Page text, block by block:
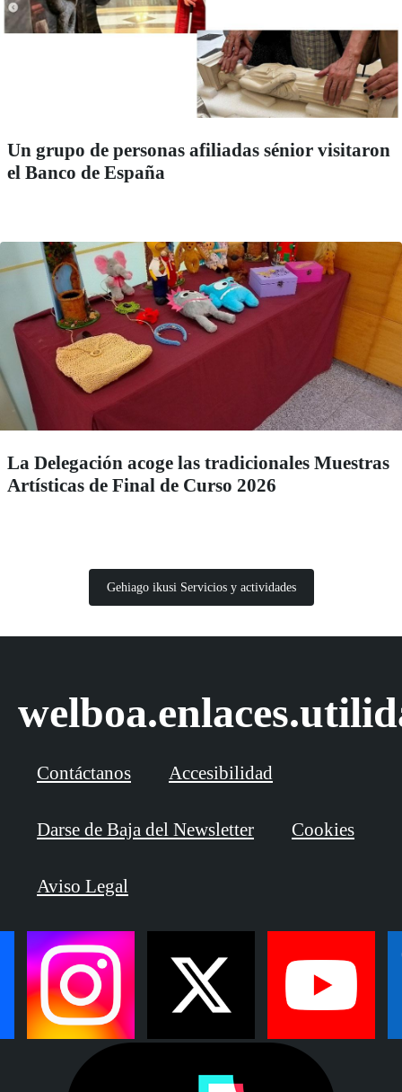
Un grupo de personas afiliadas sénior visitaron
el Banco de España
La Delegación acoge las tradicionales Muestras
Artísticas de Final de Curso 2026
Gehiago ikusi Servicios y actividades
Contáctanos Accesibilidad
Darse de Baja del Newsletter Cookies
Aviso Legal